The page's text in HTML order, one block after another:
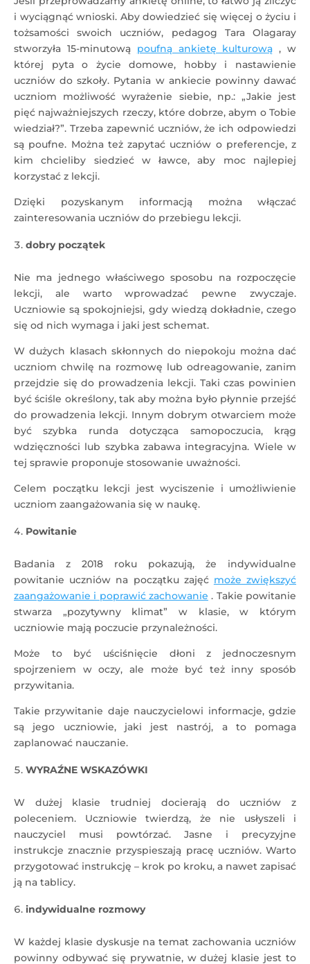
i wyciągnąć wnioski. Aby dowiedzieć się więcej o życiu i
tożsamości swoich uczniów, pedagog Tara Olagaray
stworzyła 15-minutową poufną ankietę kulturową , w
której pyta o życie domowe, hobby i nastawienie
uczniów do szkoły. Pytania w ankiecie powinny dawać
uczniom możliwość wyrażenie siebie, np.: „Jakie jest
pięć najważniejszych rzeczy, które dobrze, abym o Tobie
wiedział?”. Trzeba zapewnić uczniów, że ich odpowiedzi
są poufne. Można też zapytać uczniów o preferencje, z
kim chcieliby siedzieć w ławce, aby moc najlepiej
korzystać z lekcji.
Dzięki pozyskanym informacją można włączać
zainteresowania uczniów do przebiegu lekcji.
dobry początek
Nie ma jednego właściwego sposobu na rozpoczęcie
lekcji, ale warto wprowadzać pewne zwyczaje.
Uczniowie są spokojniejsi, gdy wiedzą dokładnie, czego
się od nich wymaga i jaki jest schemat.
W dużych klasach skłonnych do niepokoju można dać
uczniom chwilę na rozmowę lub odreagowanie, zanim
przejdzie się do prowadzenia lekcji. Taki czas powinien
być ściśle określony, tak aby można było płynnie przejść
do prowadzenia lekcji. Innym dobrym otwarciem może
być szybka runda dotycząca samopoczucia, krąg
wdzięczności lub szybka zabawa integracyjna. Wiele w
tej sprawie proponuje stosowanie uważności.
Celem początku lekcji jest wyciszenie i umożliwienie
uczniom zaangażowania się w naukę.
Powitanie
Badania z 2018 roku pokazują, że indywidualne
powitanie uczniów na początku zajęć może zwiększyć
zaangażowanie i poprawić zachowanie . Takie powitanie
stwarza „pozytywny klimat” w klasie, w którym
uczniowie mają poczucie przynależności.
Może to być uściśnięcie dłoni z jednoczesnym
spojrzeniem w oczy, ale może być też inny sposób
przywitania.
Takie przywitanie daje nauczycielowi informacje, gdzie
są jego uczniowie, jaki jest nastrój, a to pomaga
zaplanować nauczanie.
WYRAŹNE WSKAZÓWKI
W dużej klasie trudniej docierają do uczniów z
poleceniem. Uczniowie twierdzą, że nie usłyszeli i
nauczyciel musi powtórzać. Jasne i precyzyjne
instrukcje znacznie przyspieszają pracę uczniów. Warto
przygotować instrukcję – krok po kroku, a nawet zapisać
ją na tablicy.
indywidualne rozmowy
W każdej klasie dyskusje na temat zachowania uczniów
powinny odbywać się prywatnie, w dużej klasie jest to